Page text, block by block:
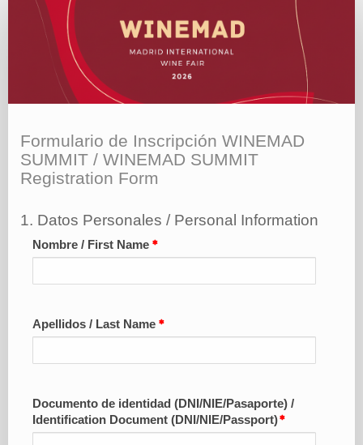
Formulario
Inscripción
WINEMAD
SUMMIT
Formulario de Inscripción WINEMAD
SUMMIT / WINEMAD SUMMIT
Registration Form
1. Datos Personales / Personal Information
Nombre / First Name
Apellidos / Last Name
Documento de identidad (DNI/NIE/Pasaporte) /
Identification Document (DNI/NIE/Passport)